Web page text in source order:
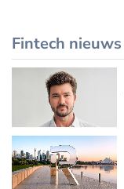
Fintech nieuws